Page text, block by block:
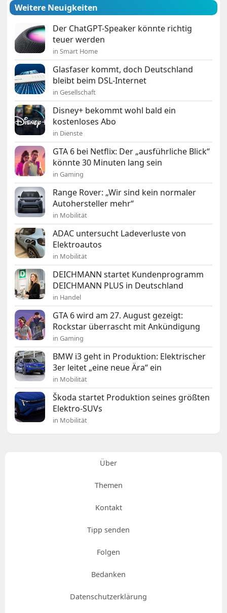
Weitere Neuigkeiten
Der ChatGPT-Speaker könnte richtig
teuer werden
in Smart Home
Glasfaser kommt, doch Deutschland
bleibt beim DSL-Internet
in Gesellschaft
Disney+ bekommt wohl bald ein
kostenloses Abo
in Dienste
GTA 6 bei Netflix: Der „ausführliche Blick“
könnte 30 Minuten lang sein
in Gaming
Range Rover: „Wir sind kein normaler
Autohersteller mehr“
in Mobilität
ADAC untersucht Ladeverluste von
Elektroautos
in Mobilität
DEICHMANN startet Kundenprogramm
DEICHMANN PLUS in Deutschland
in Handel
GTA 6 wird am 27. August gezeigt:
Rockstar überrascht mit Ankündigung
in Gaming
BMW i3 geht in Produktion: Elektrischer
3er leitet „eine neue Ära“ ein
in Mobilität
Škoda startet Produktion seines größten
Elektro-SUVs
in Mobilität
Über
Themen
Kontakt
Tipp senden
Folgen
Bedanken
Datenschutzerklärung